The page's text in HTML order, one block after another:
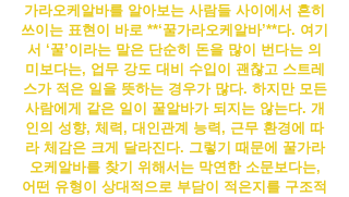
가라오케알바를 알아보는 사람들 사이에서 흔히
쓰이는 표현이 바로 **‘꿀가라오케알바’**다. 여기
서 ‘꿀’이라는 말은 단순히 돈을 많이 번다는 의
미보다는, 업무 강도 대비 수입이 괜찮고 스트레
스가 적은 일을 뜻하는 경우가 많다. 하지만 모든
사람에게 같은 일이 꿀알바가 되지는 않는다. 개
인의 성향, 체력, 대인관계 능력, 근무 환경에 따
라 체감은 크게 달라진다. 그렇기 때문에 꿀가라
오케알바를 찾기 위해서는 막연한 소문보다는,
어떤 유형이 상대적으로 부담이 적은지를 구조적